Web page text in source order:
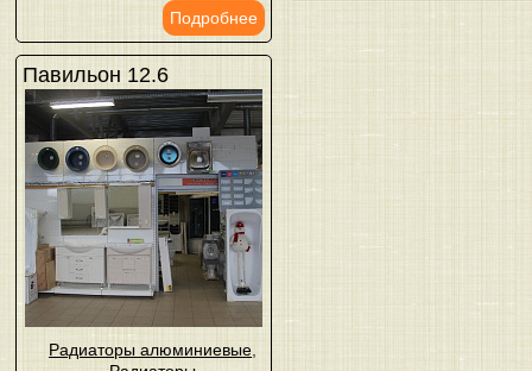
Подробнее
Павильон 12.6
Радиаторы алюминиевые